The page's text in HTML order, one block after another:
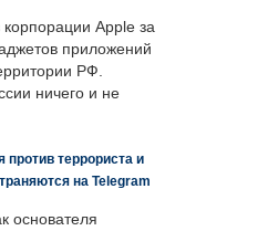
Apple за
приложений
РФ.
ничего и не
против террориста и
на Telegram
основателя